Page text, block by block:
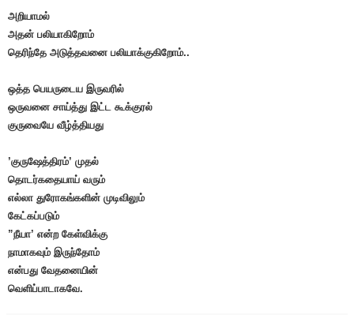
அறியாமல்
அதன் பலியாகிறோம்
தெரிந்தே அடுத்தவனை பலியாக்குகிறோம்..
ஒத்த பெயருடைய இருவரில்
ஒருவனை சாய்த்து இட்ட கூக்குரல்
குருவையே வீழ்த்தியது
’குருஷேத்திரம்’ முதல்
தொடர்கதையாய் வரும்
எல்லா துரோகங்களின் முடிவிலும்
கேட்கப்படும்
”நீயா’ என்ற கேள்விக்கு
நாமாகவும் இருந்தோம்
என்பது வேதனையின்
வெளிப்பாடாகவே.